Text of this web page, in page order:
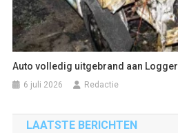
Auto volledig uitgebrand aan Logger
6 juli 2026 Redactie
LAATSTE BERICHTEN